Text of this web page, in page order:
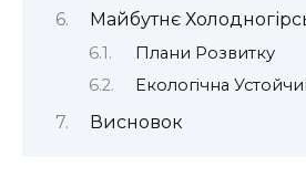
Майбутнє
Плани Розвитку
Екологічна
Висновок